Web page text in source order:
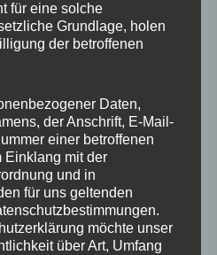
für eine solche
Grundlage, holen
der betroffenen
Daten,
der Anschrift, E-Mail-
einer betroffenen
Einklang mit der
und in
für uns geltenden
möchte unser
über Art, Umfang